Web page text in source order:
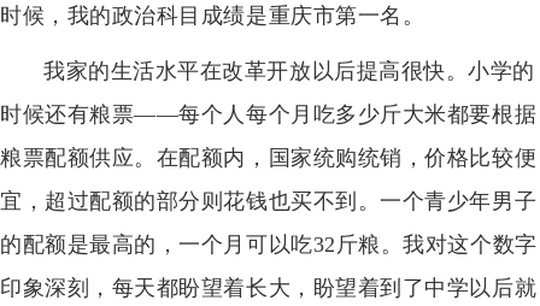
时候，我的政治科目成绩是重庆市第一名。
我家的生活水平在改革开放以后提高很快。小学的
时候还有粮票——每个人每个月吃多少斤大米都要根据
粮票配额供应。在配额内，国家统购统销，价格比较便
宜，超过配额的部分则花钱也买不到。一个青少年男子
的配额是最高的，一个月可以吃32斤粮。我对这个数字
印象深刻，每天都盼望着长大，盼望着到了中学以后就